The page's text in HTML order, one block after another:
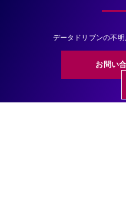
データドリブンの不
お問い